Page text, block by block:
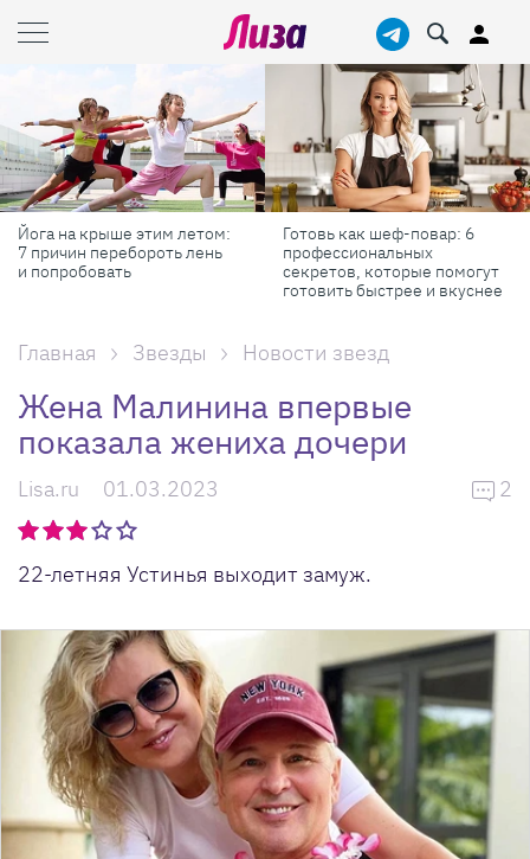
Йога на крыше этим летом:
7 причин перебороть лень
и попробовать
Готовь как шеф-повар: 6
профессиональных
секретов, которые помогут
готовить быстрее и вкуснее
Главная Звезды Новости звезд
Жена Малинина впервые
показала жениха дочери
Lisa.ru 01.03.2023 2
22-летняя Устинья выходит замуж.